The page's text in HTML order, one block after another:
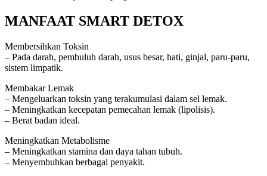
MANFAAT SMART DETOX
Membersihkan Toksin
– Pada darah, pembuluh darah, usus besar, hati, ginjal, paru-paru,
sistem limpatik.
Membakar Lemak
– Mengeluarkan toksin yang terakumulasi dalam sel lemak.
– Meningkatkan kecepatan pemecahan lemak (lipolisis).
– Berat badan ideal.
Meningkatkan Metabolisme
– Meningkatkan stamina dan daya tahan tubuh.
– Menyembuhkan berbagai penyakit.